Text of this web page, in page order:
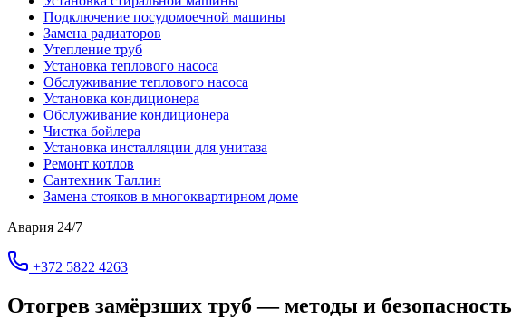
Подключение посудомоечной машины
Замена радиаторов
Утепление труб
Установка теплового насоса
Обслуживание теплового насоса
Установка кондиционера
Обслуживание кондиционера
Чистка бойлера
Установка инсталляции для унитаза
Ремонт котлов
Сантехник Таллин
Замена стояков в многоквартирном доме
Авария 24/7
+372 5822 4263
Отогрев замёрзших труб — методы и безопасность